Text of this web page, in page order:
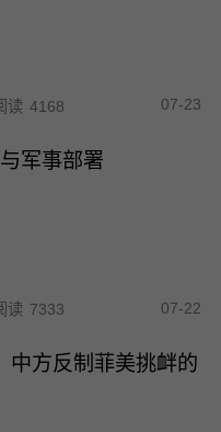
读 4168 07-23
军事部署
读 7333 07-22
中方反制菲美挑衅的